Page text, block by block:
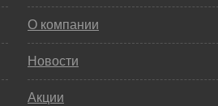
О компании
Новости
Акции